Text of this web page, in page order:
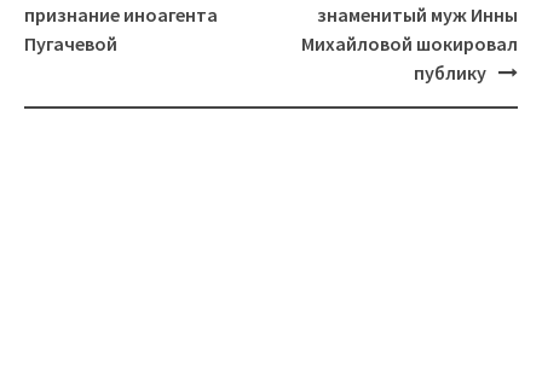
признание иноагента
Пугачевой
знаменитый муж Инны
Михайловой шокировал
публику